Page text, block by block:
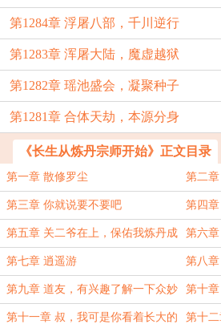
第1284章 浮屠八部，千川逆行
第1283章 浑屠大陆，魔虚越狱
第1282章 瑶池盛会，凝聚种子
第1281章 合体天劫，本源分身
《长生从炼丹宗师开始》正文目录
第一章 散修罗尘 第二
第三章 你就说要不要吧 第四
第五章 关二爷在上，保佑我炼丹成
功
第六
第七章 逍遥游 第八
第九章 道友，有兴趣了解一下众妙
丸吗
第十
第十一章 叔，我可是你看着长大的 第十